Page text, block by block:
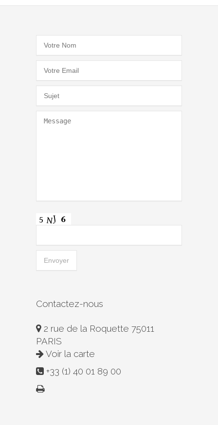
Contactez-nous
2 rue de la Roquette 75011
PARIS
Voir la carte
+33 (1) 40 01 89 00